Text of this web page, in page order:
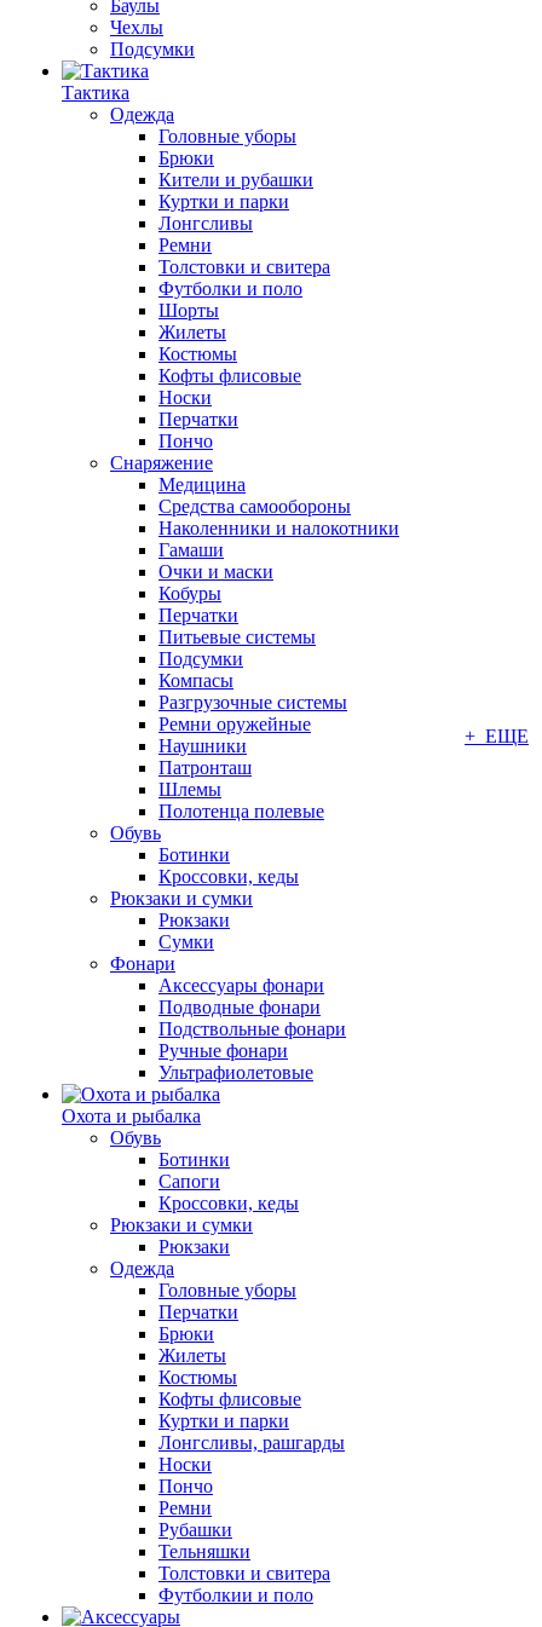
Баулы
Чехлы
Подсумки
Тактика
Одежда
Головные уборы
Брюки
Кители и рубашки
Куртки и парки
Лонгсливы
Ремни
Толстовки и свитера
Футболки и поло
Шорты
Жилеты
Костюмы
Кофты флисовые
Носки
Перчатки
Пончо
Снаряжение
Медицина
Средства самообороны
Наколенники и налокотники
Гамаши
Очки и маски
Кобуры
Перчатки
Питьевые системы
Подсумки
Компасы
Разгрузочные системы
Ремни оружейные
Наушники
Патронташ
Шлемы
Полотенца полевые
Обувь
Ботинки
Кроссовки, кеды
Рюкзаки и сумки
Рюкзаки
Сумки
Фонари
Аксессуары фонари
Подводные фонари
Подствольные фонари
Ручные фонари
Ультрафиолетовые
Охота и рыбалка
Обувь
Ботинки
Сапоги
Кроссовки, кеды
Рюкзаки и сумки
Рюкзаки
Одежда
Головные уборы
Перчатки
Брюки
Жилеты
Костюмы
Кофты флисовые
Куртки и парки
Лонгсливы, рашгарды
Носки
Пончо
Ремни
Рубашки
Тельняшки
Толстовки и свитера
Футболкии и поло
+ ЕЩЕ